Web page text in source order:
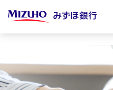
口座開設
来店不要・スマホで完結
みずほ楽天カード（クレジ